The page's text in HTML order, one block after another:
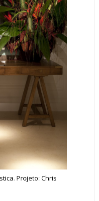
Projeto: Chris